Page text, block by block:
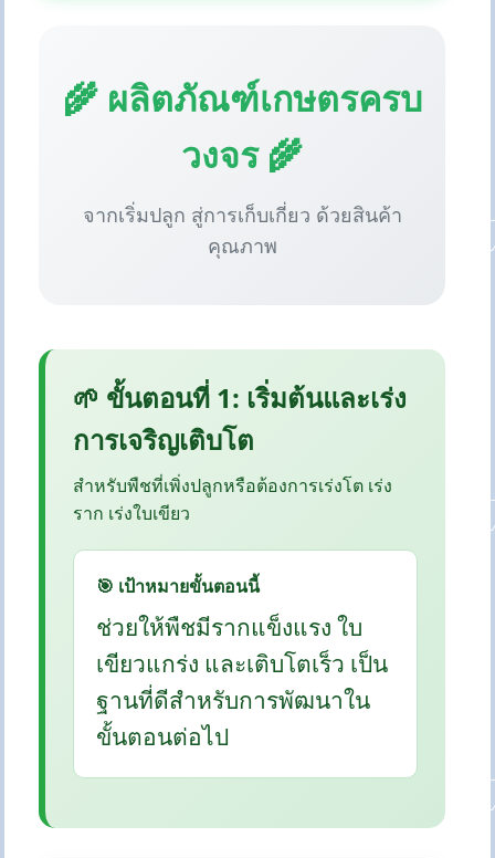
🌾 ผลิตภัณฑ์เกษตรครบ
วงจร 🌾
จากเริ่มปลูก สู่การเก็บเกี่ยว ด้วยสินค้า
คุณภาพ
🌱 ขั้นตอนที่ 1: เริ่มต้นและเร่ง
การเจริญเติบโต
สำหรับพืชที่เพิ่งปลูกหรือต้องการเร่งโต เร่ง
ราก เร่งใบเขียว
🎯 เป้าหมายขั้นตอนนี้
ช่วยให้พืชมีรากแข็งแรง ใบ
เขียวแกร่ง และเติบโตเร็ว เป็น
ฐานที่ดีสำหรับการพัฒนาใน
ขั้นตอนต่อไป